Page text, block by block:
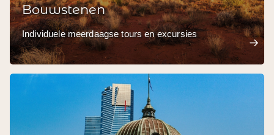
Bouwstenen
Individuele meerdaagse tours en excursies